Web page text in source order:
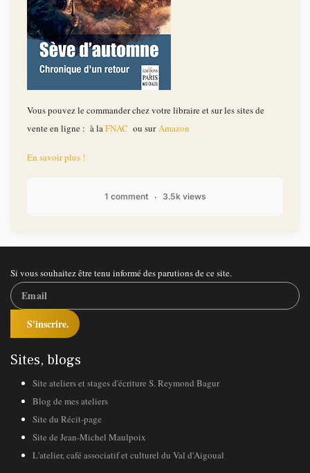
Vous pouvez le commander chez votre libraire et sur les sites de
vente en ligne : à laFNAC ou surAmazon
En savoir plus !
1 comment 3.5k views
Si vous souhaitez être tenu informé des parutions de ce site.
S'inscrire.
Sites, blogs
Site ateliers et stages d'écriture S. Reymond Bagur
Blog de mes ateliers
Site du Récit-page
Site de Jean-Michel Maulpoix
L'atelier, café associatif et culturel du Val d'Aigoual